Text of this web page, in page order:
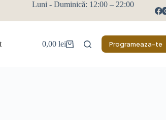
Luni - Duminică: 12:00 – 22:00
0,00 lei Programeaza-te